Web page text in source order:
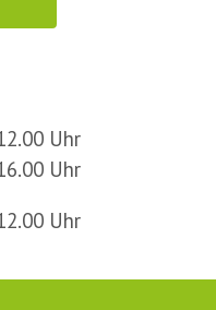
Uhr
Uhr
Uhr